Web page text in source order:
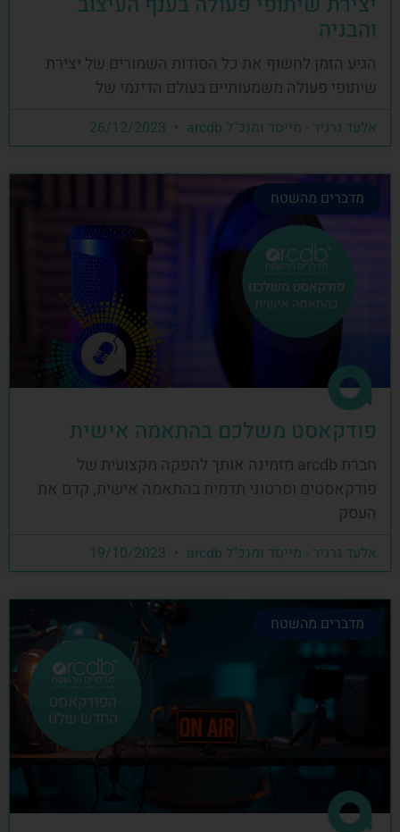
והבניה
הגיע הזמן לחשוף את כל הסודות השמורים של יצירת
שיתופי פעולה משמעותיים בעולם הדינמי של
אלעד גרגיר - מייסד ומנכ"ל arcdb
מדברים מהשטח
פודקאסט משלכם בהתאמה אישית
חברת arcdb מזמינה אותך להפקה מקצועית של
פודקאסטים וסרטוני תדמית בהתאמה אישית, קדם את
העסק
אלעד גרגיר - מייסד ומנכ"ל arcdb
מדברים מהשטח